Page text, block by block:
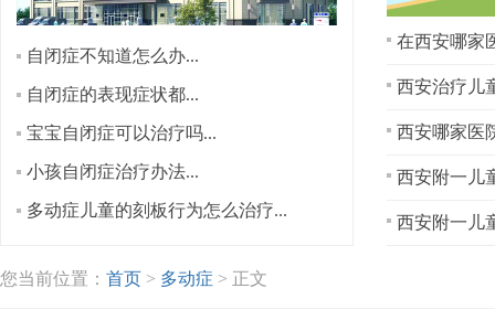
自闭症不知道怎么办...
自闭症的表现症状都...
宝宝自闭症可以治疗吗...
小孩自闭症治疗办法...
多动症儿童的刻板行为怎么治疗...
在西安哪家
西安治疗儿
西安附一儿
西安附一儿
您当前位置： 首页 > 多动症 > 正文